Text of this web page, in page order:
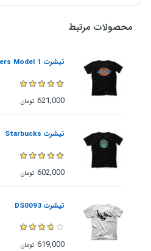
محصولات مرتبط
تیشرت Dickers Model 1
621,000 تومان
تیشرت Starbucks
602,000 تومان
تیشرت DS0093
619,000 تومان